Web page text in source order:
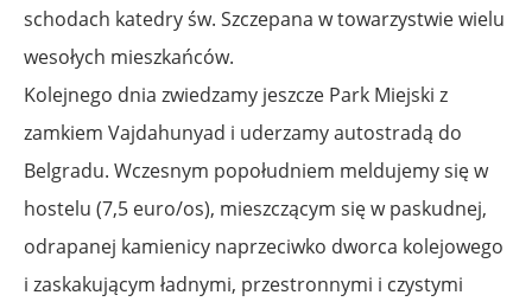
schodach katedry św. Szczepana w towarzystwie wielu
wesołych mieszkańców.
Kolejnego dnia zwiedzamy jeszcze Park Miejski z
zamkiem Vajdahunyad i uderzamy autostradą do
Belgradu. Wczesnym popołudniem meldujemy się w
hostelu (7,5 euro/os), mieszczącym się w paskudnej,
odrapanej kamienicy naprzeciwko dworca kolejowego
i zaskakującym ładnymi, przestronnymi i czystymi